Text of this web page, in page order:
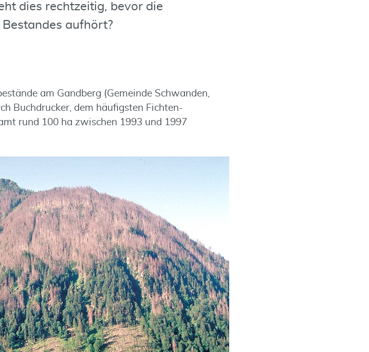
dies rechtzeitig, bevor die
aufhört?
am Gandberg (Gemeinde Schwanden,
Buchdrucker, dem häufigsten Fichten-
rund 100 ha zwischen 1993 und 1997